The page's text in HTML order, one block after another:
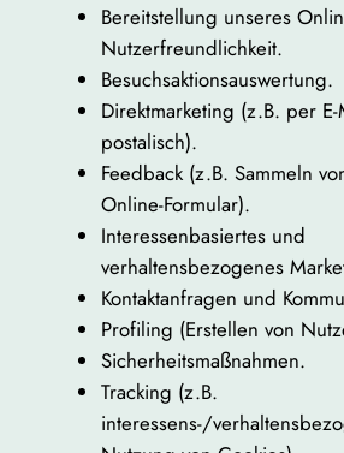
Bereitstellung unseres
Nutzerfreundlichkeit.
Besuchsaktionsauswertung.
Direktmarketing (z.B. per
postalisch).
Feedback (z.B. Sammeln
Online-Formular).
Interessenbasiertes und
verhaltensbezogenes
Kontaktanfragen und
Profiling (Erstellen von
Sicherheitsmaßnahmen.
Tracking (z.B.
interessens-/